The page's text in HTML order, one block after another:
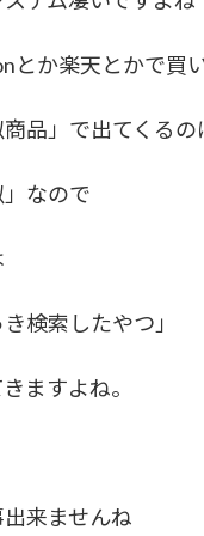
とか楽天とかで買
商品」で出てくる
」なので
き検索したやつ」
ますよね。
来ませんね